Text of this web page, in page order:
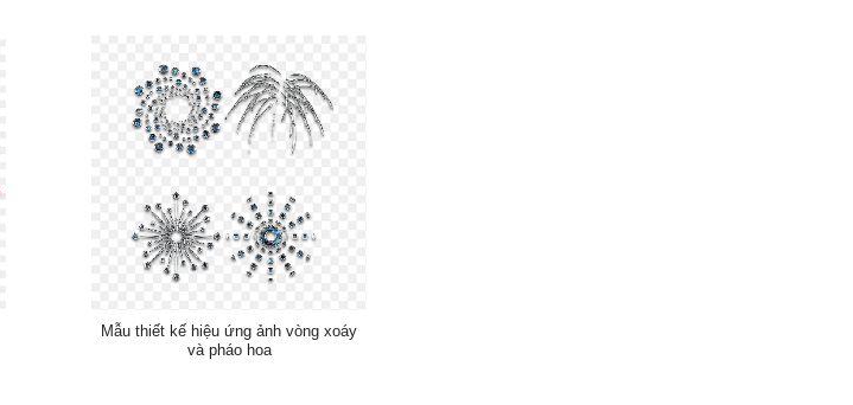
Mẫu thiết kế hiệu ứng ảnh vòng xoáy
và pháo hoa